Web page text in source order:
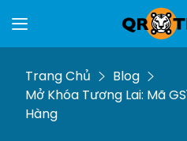
Trang Chủ
Blog
Mở Khóa Tương Lai: Mã
Hàng